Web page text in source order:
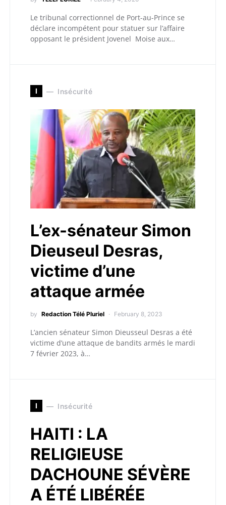
Le tribunal correctionnel de Port-au-Prince se
déclare incompétent pour statuer sur l’affaire
opposant le président Jovenel Moise aux…
I Insécurité
L’ex-sénateur Simon
Dieuseul Desras,
victime d’une
attaque armée
by Redaction Télé Pluriel February 8, 2023
L’ancien sénateur Simon Dieusseul Desras a été
victime d’une attaque de bandits armés le mardi
7 février 2023, à…
I Insécurité
HAITI : LA
RELIGIEUSE
DACHOUNE SÉVÈRE
A ÉTÉ LIBÉRÉE